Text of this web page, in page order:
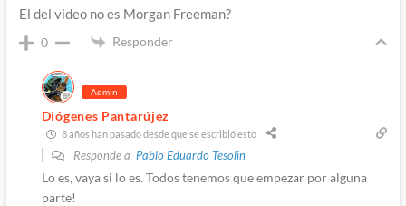
El del video no es Morgan Freeman?
0 Responder
Admin
Diógenes Pantarújez
8 años han pasado desde que se escribió esto
Responde a Pablo Eduardo Tesolin
Lo es, vaya si lo es. Todos tenemos que empezar por alguna
parte!